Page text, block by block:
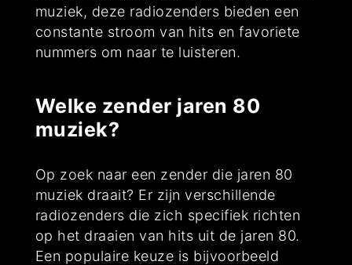
muziek, deze radiozenders bieden een
constante stroom van hits en favoriete
nummers om naar te luisteren.
Welke zender jaren 80
muziek?
Op zoek naar een zender die jaren 80
muziek draait? Er zijn verschillende
radiozenders die zich specifiek richten
op het draaien van hits uit de jaren 80.
Een populaire keuze is bijvoorbeeld